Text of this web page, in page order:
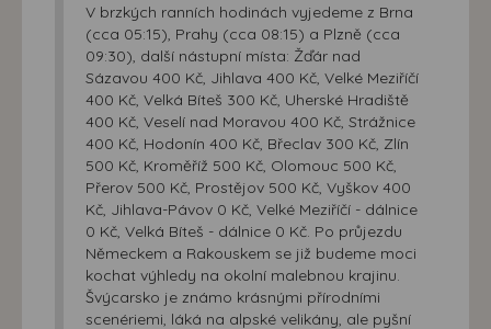
V brzkých ranních hodinách vyjedeme z Brna
(cca 05:15), Prahy (cca 08:15) a Plzně (cca
09:30), další nástupní místa: Žďár nad
Sázavou 400 Kč, Jihlava 400 Kč, Velké Meziříčí
400 Kč, Velká Bíteš 300 Kč, Uherské Hradiště
400 Kč, Veselí nad Moravou 400 Kč, Strážnice
400 Kč, Hodonín 400 Kč, Břeclav 300 Kč, Zlín
500 Kč, Kroměříž 500 Kč, Olomouc 500 Kč,
Přerov 500 Kč, Prostějov 500 Kč, Vyškov 400
Kč, Jihlava-Pávov 0 Kč, Velké Meziříčí - dálnice
0 Kč, Velká Bíteš - dálnice 0 Kč. Po průjezdu
Německem a Rakouskem se již budeme moci
kochat výhledy na okolní malebnou krajinu.
Švýcarsko je známo krásnými přírodními
scenériemi, láká na alpské velikány, ale pyšní